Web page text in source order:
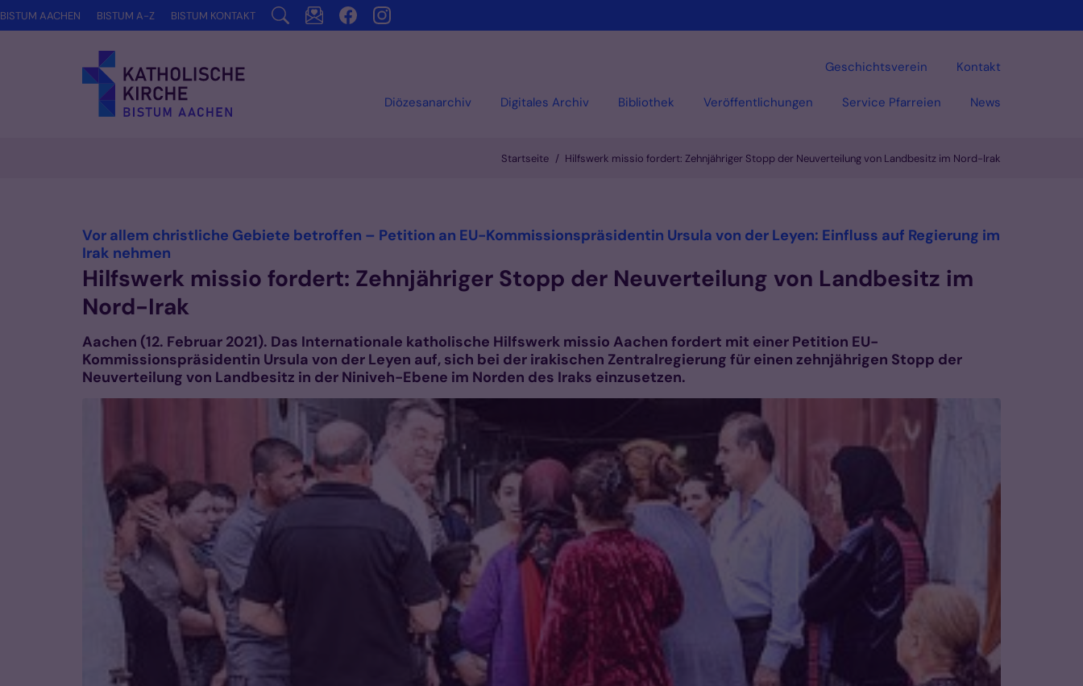
Zum Inhalt springen
Diözesanarchiv Digitales Archiv Bibliothek Veröffentlichungen Service Pfarreien News
Geschichtsverein Kontakt
BISTUM AACHEN BISTUM A-Z BISTUM KONTAKT
Startseite Hilfswerk missio fordert: Zehnjähriger Stopp der Neuverteilung von Landbesitz im Nord-Irak
Vor allem christliche Gebiete betroffen – Petition an EU-Kommissionspräsidentin Ursula von der Leyen: Einfluss auf Regierung im
Irak nehmen
Hilfswerk missio fordert: Zehnjähriger Stopp der Neuverteilung von Landbesitz im
Nord-Irak
Aachen (12. Februar 2021). Das Internationale katholische Hilfswerk missio Aachen fordert mit einer Petition EU-
Kommissionspräsidentin Ursula von der Leyen auf, sich bei der irakischen Zentralregierung für einen zehnjährigen Stopp der
Neuverteilung von Landbesitz in der Niniveh-Ebene im Norden des Iraks einzusetzen.